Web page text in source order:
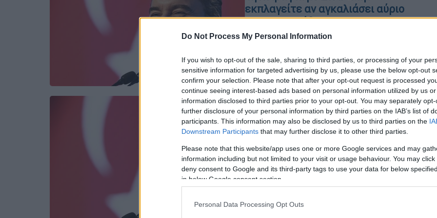
Do Not Process My Personal Information
If you wish to opt-out of the sale, sharing to third parties, or processing of your
sensitive information for targeted advertising by us, please use the below opt-out
confirm your selection. Please note that after your opt-out request is processed
continue seeing interest-based ads based on personal information utilized by us
information disclosed to third parties prior to your opt-out. You may separately
further disclosure of your personal information by third parties on the IAB’s list of
participants. This information may also be disclosed by us to third parties on the
Downstream Participants that may further disclose it to other third parties.
Please note that this website/app uses one or more Google services and may
information including but not limited to your visit or usage behaviour. You may
deny consent to Google and its third-party tags to use your data for below
in below Google consent section.
Personal Data Processing Opt Outs
εκπλαγείτε αν αγκαλιάσει αύριο
και την Ελλάδα»
Η πολιτική ανάλυση συνεχίζει να
κυβίστηση με την Αίγυπτο
Κόσμος|10.10.2022 19:25
«Ανοιχτοί σε διάλογο για τα
χωρικά ύδατα και την
υφαλοκρηπίδα στο Αιγαίο», λέει ο
Μπαμπατζάν - «Να έχουμε ψηλά το
κεφάλι στην Ευρώπη»
Το σχέδιο δράσης του για την
σήμερα ο πρόεδρος του κόμματος